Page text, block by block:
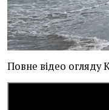
Повне відео огляду